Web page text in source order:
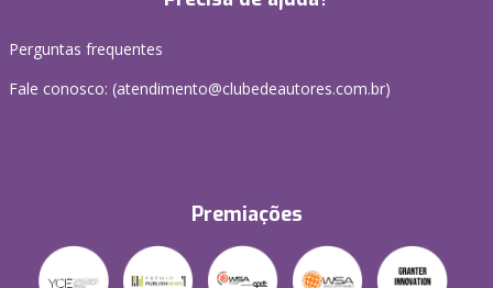
Perguntas frequentes
Fale conosco: (atendimento@clubedeautores.com.br)
Premiações